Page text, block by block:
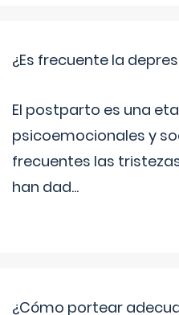
¿Es frecuente la
El postparto es una
psicoemocionales y
frecuentes las
han dad...
¿Cómo portear